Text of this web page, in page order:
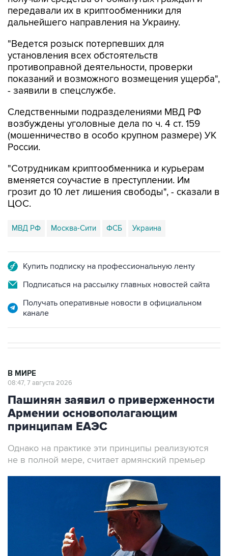
передавали их в криптообменники для
дальнейшего направления на Украину.
"Ведется розыск потерпевших для
установления всех обстоятельств
противоправной деятельности, проверки
показаний и возможного возмещения ущерба",
- заявили в спецслужбе.
Следственными подразделениями МВД РФ
возбуждены уголовные дела по ч. 4 ст. 159
(мошенничество в особо крупном размере) УК
России.
"Сотрудникам криптообменника и курьерам
вменяется соучастие в преступлении. Им
грозит до 10 лет лишения свободы", - сказали в
ЦОС.
МВД РФ Москва-Сити ФСБ Украина
Купить подписку на профессиональную ленту
Подписаться на рассылку главных новостей сайта
Получать оперативные новости в официальном
канале
В МИРЕ
08:47, 7 августа 2026
Пашинян заявил о приверженности
Армении основополагающим
принципам ЕАЭС
Однако на практике эти принципы реализуются
не в полной мере, считает армянский премьер